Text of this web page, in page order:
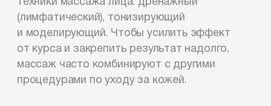
техники массажа лица: дренажный
(лимфатический), тонизирующий
и моделирующий. Чтобы усилить эффект
от курса и закрепить результат надолго,
массаж часто комбинируют с другими
процедурами по уходу за кожей.